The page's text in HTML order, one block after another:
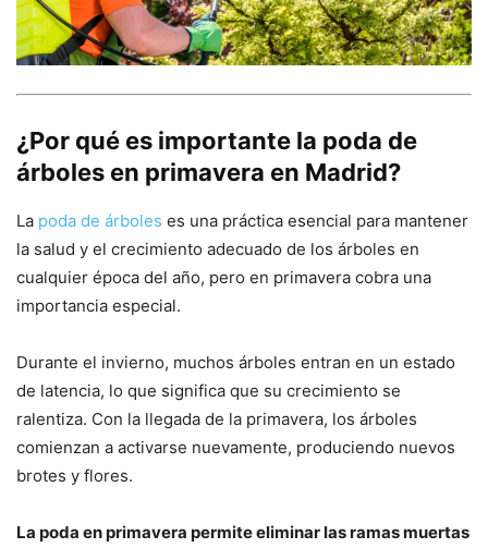
¿Por qué es importante la poda de
árboles en primavera en Madrid?
La poda de árboles es una práctica esencial para mantener
la salud y el crecimiento adecuado de los árboles en
cualquier época del año, pero en primavera cobra una
importancia especial.
Durante el invierno, muchos árboles entran en un estado
de latencia, lo que significa que su crecimiento se
ralentiza. Con la llegada de la primavera, los árboles
comienzan a activarse nuevamente, produciendo nuevos
brotes y flores.
La poda en primavera permite eliminar las ramas muertas